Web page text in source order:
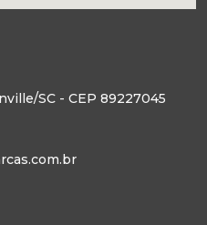
SC - CEP 89227045